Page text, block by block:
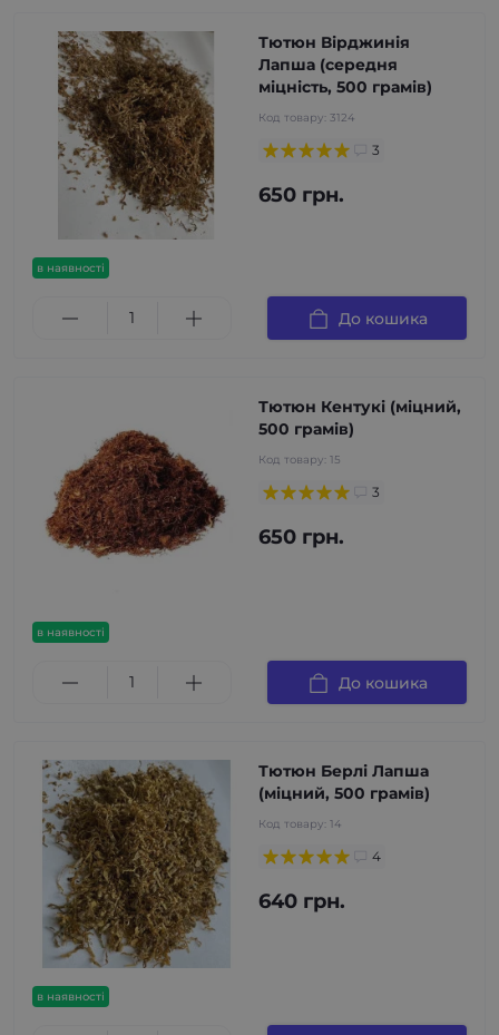
в наявності
Тютюн Вірджинія
Лапша (середня
міцність, 500 грамів)
Код товару: 3124
3
650 грн.
До кошика
в наявності
Тютюн Кентукі (міцний,
500 грамів)
Код товару: 15
3
650 грн.
До кошика
в наявності
Тютюн Берлі Лапша
(міцний, 500 грамів)
Код товару: 14
4
640 грн.